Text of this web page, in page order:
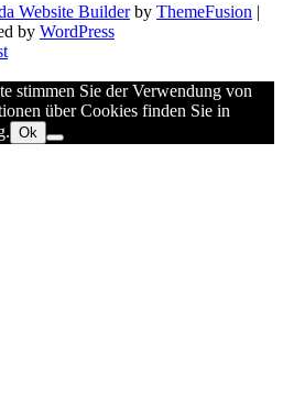
Website Builderby ThemeFusion |
by WordPress
stimmen Sie der Verwendung von
über Cookies finden Sie in
. Ok